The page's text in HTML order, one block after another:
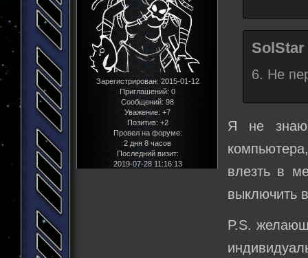
Зарегистрирован: 2015-01-12
Приглашений: 0
Сообщений: 98
Уважение: +7
Позитив: +2
Провел на форуме:
2 дня 8 часов
Последний визит:
2019-07-28 11:16:13
SolStar
6. Не
Я не
влезть в
выключить
P.S.